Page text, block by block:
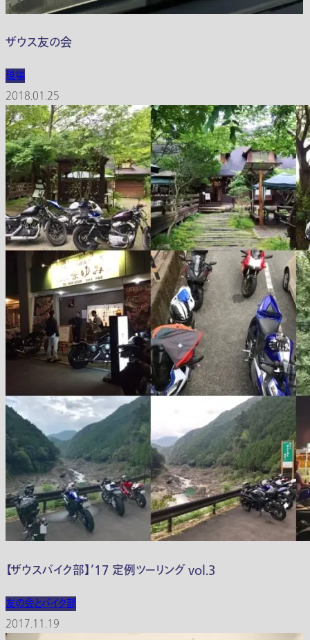
ザウス友の会
現場
2018.01.25
【ザウスバイク部】’17 定例ツーリング vol.3
友の会とバイク部
2017.11.19